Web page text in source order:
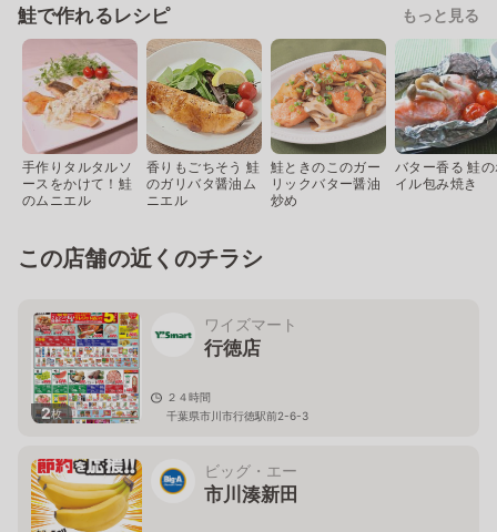
鮭で作れるレシピ もっと見る
手作りタルタルソ
ースをかけて！鮭
のムニエル
香りもごちそう 鮭
のガリバタ醤油ム
ニエル
鮭ときのこのガー
リックバター醤油
炒め
バター香る 鮭
イル包み焼き
この店舗の近くのチラシ
2枚
ワイズマート
行徳店
２４時間
千葉県市川市行徳駅前2-6-3
ビッグ・エー
市川湊新田